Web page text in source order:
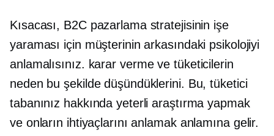
Kısacası, B2C pazarlama stratejisinin işe
yaraması için müşterinin arkasındaki psikolojiyi
anlamalısınız. karar vermeve tüketicilerin
neden bu şekilde düşündüklerini. Bu, tüketici
tabanınız hakkında yeterli araştırma yapmak
ve onların ihtiyaçlarını anlamak anlamına gelir.